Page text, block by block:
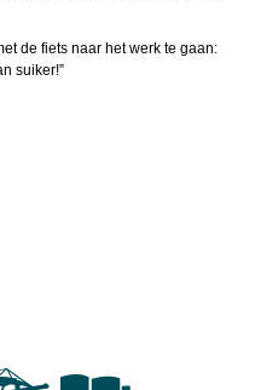
de fiets naar het werk te gaan:
suiker!”